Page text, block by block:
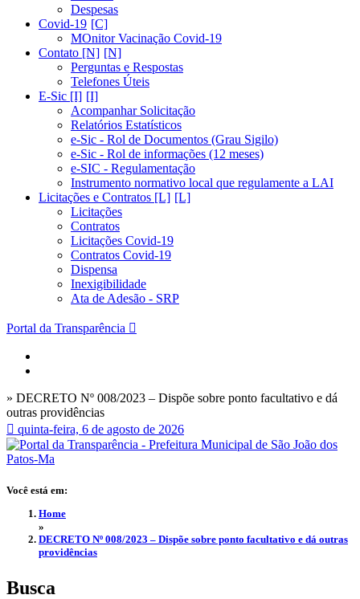
Despesas
Covid-19
MOnitor Vacinação Covid-19
Contato [N]
Perguntas e Respostas
Telefones Úteis
E-Sic [I]
Acompanhar Solicitação
Relatórios Estatísticos
e-Sic - Rol de Documentos (Grau Sigilo)
e-Sic - Rol de informações (12 meses)
e-SIC - Regulamentação
Instrumento normativo local que regulamente a LAI
Licitações e Contratos [L]
Licitações
Contratos
Licitações Covid-19
Contratos Covid-19
Dispensa
Inexigibilidade
Ata de Adesão - SRP
Portal da Transparência
» DECRETO Nº 008/2023 – Dispõe sobre ponto facultativo e dá
outras providências
quinta-feira, 6 de agosto de 2026
Você está em:
Home
»
DECRETO Nº 008/2023 – Dispõe sobre ponto facultativo e dá outras
providências
Busca